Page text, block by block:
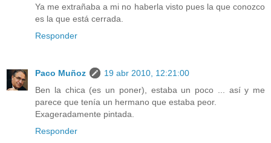
Ya me extrañaba a mi no haberla visto pues la que conozco
es la que está cerrada.
Responder
Paco Muñoz
19 abr 2010, 12:21:00
Ben la chica (es un poner), estaba un poco ... así y me
parece que tenía un hermano que estaba peor.
Exageradamente pintada.
Responder